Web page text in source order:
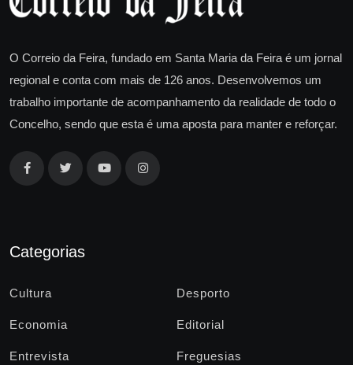
O Correio da Feira, fundado em Santa Maria da Feira é um jornal
regional e conta com mais de 126 anos. Desenvolvemos um
trabalho importante de acompanhamento da realidade de todo o
Concelho, sendo que esta é uma aposta para manter e reforçar.
Categorias
Cultura Desporto
Economia Editorial
Entrevista Freguesias